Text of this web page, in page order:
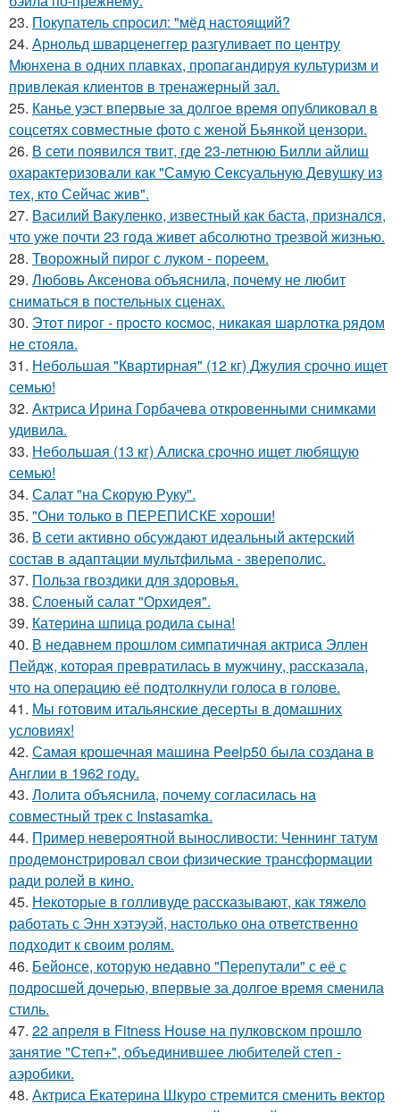
23. Покупатель спросил: "мёд настоящий?
24. Арнольд шварценеггер разгуливает по центру
Мюнхена в одних плавках, пропагандируя культуризм и
привлекая клиентов в тренажерный зал.
25. Канье уэст впервые за долгое время опубликовал в
соцсетях совместные фото с женой Бьянкой цензори.
26. В сети появился твит, где 23-летнюю Билли айлиш
охарактеризовали как "Самую Сексуальную Девушку из
тех, кто Сейчас жив".
27. Василий Вакуленко, известный как баста, признался,
что уже почти 23 года живет абсолютно трезвой жизнью.
28. Творожный пирог с луком - пореем.
29. Любовь Аксенова объяснила, почему не любит
сниматься в постельных сценах.
30. Этoт пиpoг - пpocтo кocмoc, никaкaя шapлoткa pядoм
не cтoялa.
31. Небольшая "Квартирная" (12 кг) Джулия срочно ищет
семью!
32. Актриса Ирина Горбачева откровенными снимками
удивила.
33. Небольшая (13 кг) Алиска срочно ищет любящую
семью!
34. Салат "на Скорую Руку".
35. "Они только в ПЕРЕПИСКЕ хороши!
36. В сети активно обсуждают идеальный актерский
состав в адаптации мультфильма - звереполис.
37. Польза гвоздики для здоровья.
38. Слоеный салат "Орхидея".
39. Катерина шпица родила сына!
40. В недавнем прошлом симпатичная актриса Эллен
Пейдж, которая превратилась в мужчину, рассказала,
что на операцию её подтолкнули голоса в голове.
41. Мы готовим итальянские десерты в домашних
условиях!
42. Самая крошечная машинa Peelp50 была созданa в
Англии в 1962 году.
43. Лолита объяснила, почему согласилась на
совместный трек с Instasamka.
44. Пример невероятной выносливости: Ченнинг татум
продемонстрировал свои физические трансформации
ради ролей в кино.
45. Некоторые в голливуде рассказывают, как тяжело
работать с Энн хэтэуэй, настолько она ответственно
подходит к своим ролям.
46. Бейонсе, которую недавно "Перепутали" с её с
подросшей дочерью, впервые за долгое время сменила
стиль.
47. 22 апреля в Fitness House на пулковском прошло
занятие "Степ+", объединившее любителей степ -
аэробики.
48. Актриса Екатерина Шкуро стремится сменить вектор